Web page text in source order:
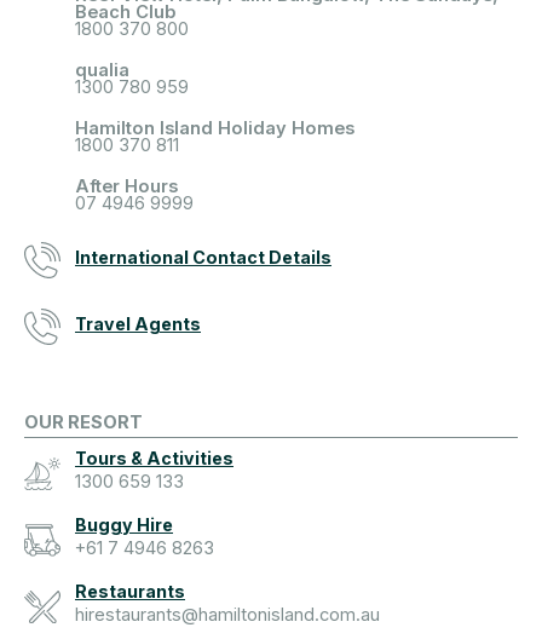
Beach Club
1800 370 800
qualia
1300 780 959
Hamilton Island Holiday Homes
1800 370 811
After Hours
07 4946 9999
International Contact Details
Travel Agents
OUR RESORT
Tours & Activities
1300 659 133
Buggy Hire
+61 7 4946 8263
Restaurants
hirestaurants@hamiltonisland.com.au